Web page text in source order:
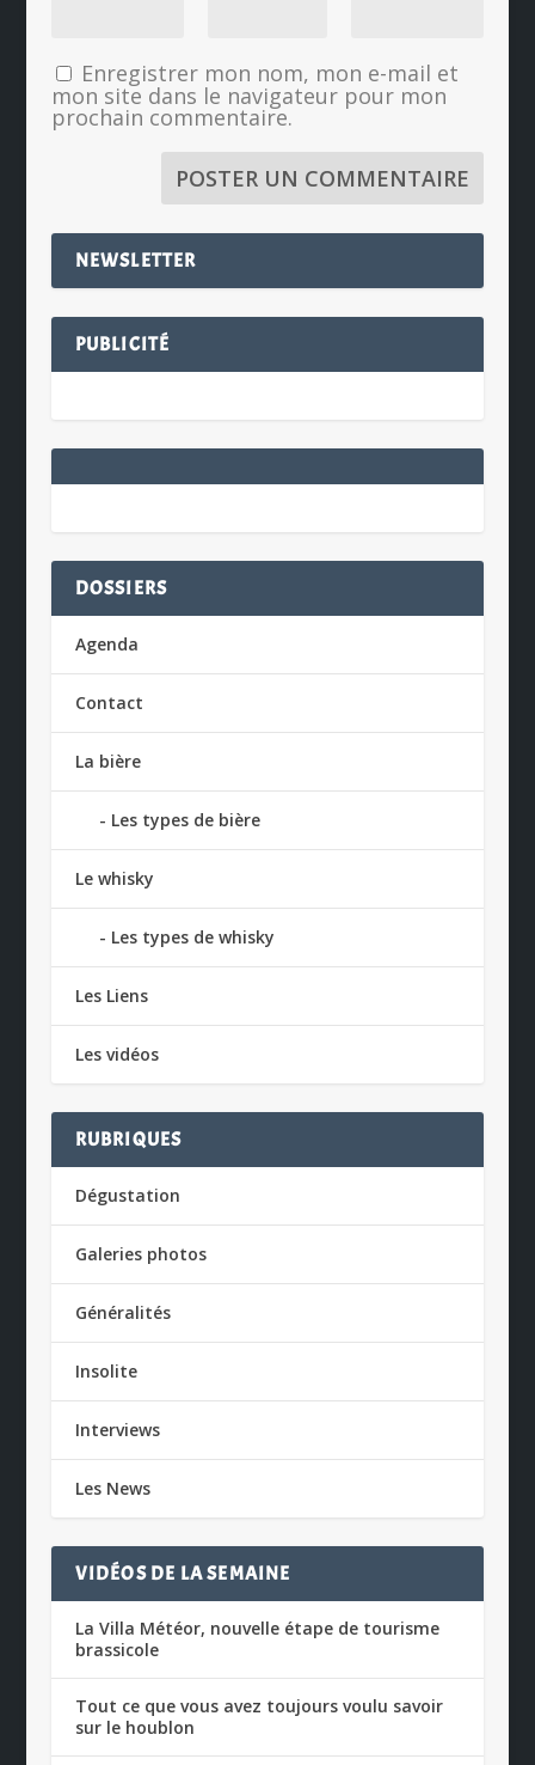
Enregistrer mon nom, mon e-mail et
mon site dans le navigateur pour mon
prochain commentaire.
NEWSLETTER
PUBLICITÉ
DOSSIERS
Agenda
Contact
La bière
Les types de bière
Le whisky
Les types de whisky
Les Liens
Les vidéos
RUBRIQUES
Dégustation
Galeries photos
Généralités
Insolite
Interviews
Les News
VIDÉOS DE LA SEMAINE
La Villa Météor, nouvelle étape de tourisme
brassicole
Tout ce que vous avez toujours voulu savoir
sur le houblon